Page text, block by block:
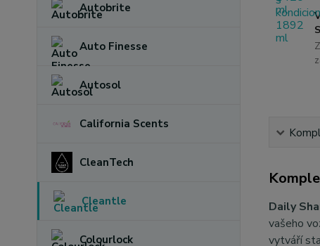
Autobrite
Auto Finesse
Autosol
California Scents
CleanTech
Cleantle
Colourlock
Daily
vašeho
vytváří